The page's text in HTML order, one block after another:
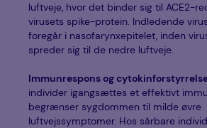
luftveje, hvor det binder sig til ACE2-
virusets spike-protein. Indledende
foregår i nasofarynxepitelet, inden
spreder sig til de nedre luftveje.
Immunrespons og
individer igangsættes et effektivt
begrænser sygdommen til milde øvre
luftvejssymptomer. Hos sårbare